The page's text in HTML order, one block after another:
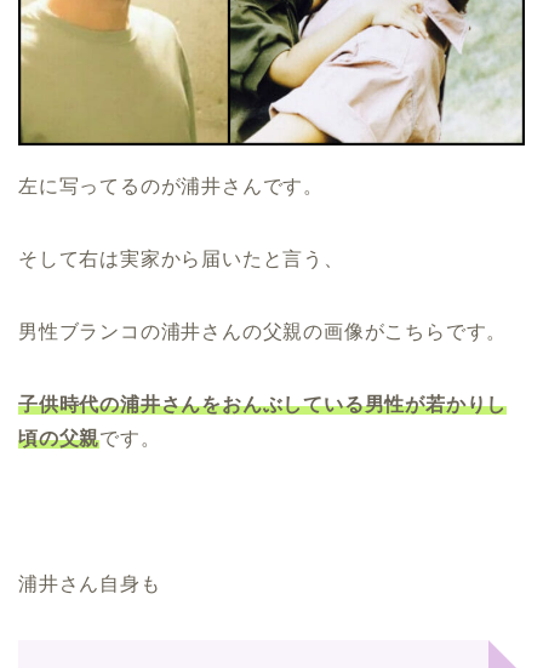
左に写ってるのが浦井さんです。
そして右は実家から届いたと言う、
男性ブランコの浦井さんの父親の画像がこちらです。
子供時代の浦井さんをおんぶしている男性が若かりし
頃の父親です。
浦井さん自身も